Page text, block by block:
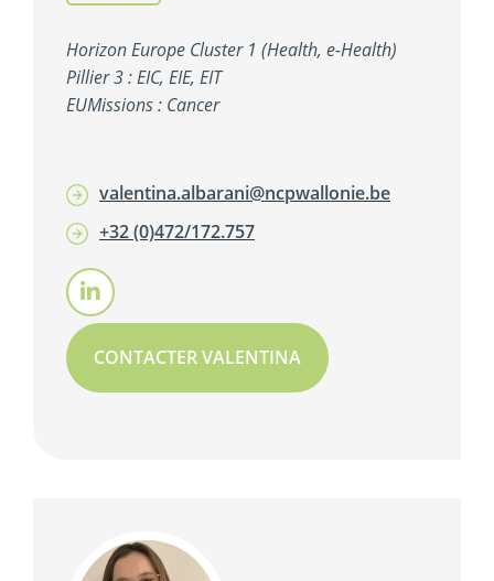
Horizon Europe Cluster 1 (Health, e-Health)
Pillier 3 : EIC, EIE, EIT
EUMissions : Cancer
valentina.albarani@ncpwallonie.be
+32 (0)472/172.757
CONTACTER VALENTINA